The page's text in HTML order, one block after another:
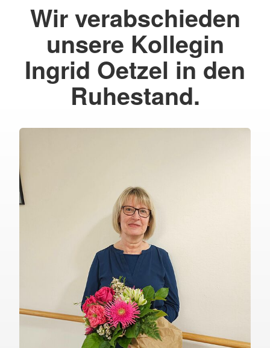
Wir verabschieden
unsere Kollegin
Ingrid Oetzel in den
Ruhestand.